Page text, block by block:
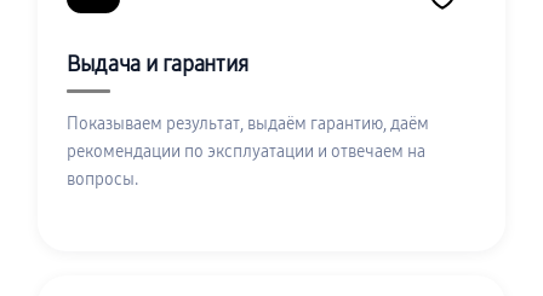
Выдача и гарантия
Показываем результат, выдаём гарантию, даём
рекомендации по эксплуатации и отвечаем на
вопросы.